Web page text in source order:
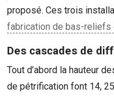
proposé. Ces trois
fabrication de bas-reliefs
Des cascades de
Tout d’abord la hauteur
de pétrification font 14,